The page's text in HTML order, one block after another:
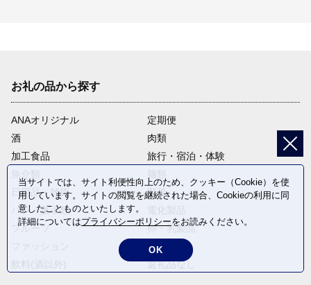
お礼の品から探す
ANAオリジナル
定期便
酒
肉類
加工食品
旅行・宿泊・体験
日用品・雑貨
野菜
パン・菓子類
フルーツ
卵・乳製品
米・穀物
返礼品なし
当サイトでは、サイト利便性向上のため、クッキー（Cookie）を使
用しています。サイトの閲覧を継続された場合、Cookieの利用に同
意したことものといたします。
詳細についてはプライバシーポリシーをお読みください。
OK